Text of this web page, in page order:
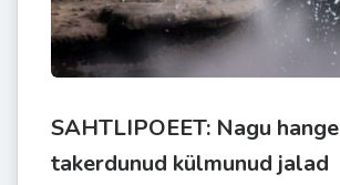
SAHTLIPOEET: Nagu hange
takerdunud külmunud jalad